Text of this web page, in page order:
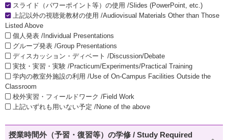
スライド（パワーポイント等）の使用 /Slides (PowerPoint, etc.)
上記以外の視聴覚教材の使用 /Audiovisual Materials Other than Those
Listed Above
個人発表 /Individual Presentations
グループ発表 /Group Presentations
ディスカッション・ディベート /Discussion/Debate
実技・実習・実験 /Practicum/Experiments/Practical Training
学内の教室外施設の利用 /Use of On-Campus Facilities Outside the
Classroom
校外実習・フィールドワーク /Field Work
上記いずれも用いない予定 /None of the above
授業時間外（予習・復習等）の学修 / Study Required